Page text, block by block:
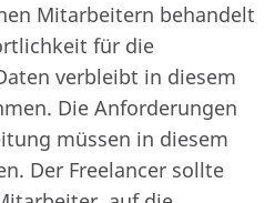
Mitarbeitern behandelt
für die
verbleibt in diesem
Die Anforderungen
müssen in diesem
Der Freelancer sollte